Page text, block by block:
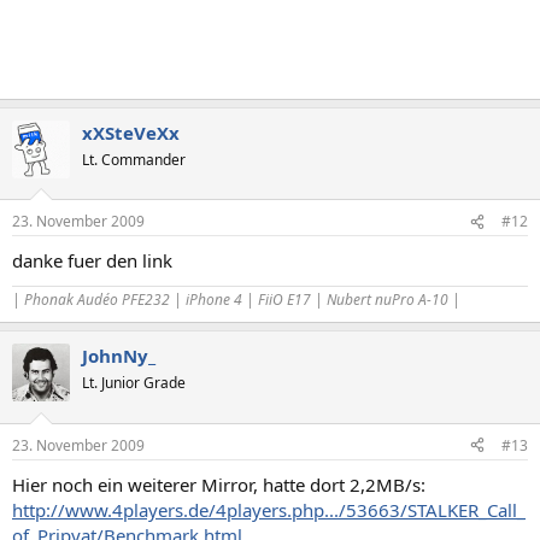
xXSteVeXx
Lt. Commander
23. November 2009 #12
danke fuer den link
| Phonak Audéo PFE232 | iPhone 4 | FiiO E17 | Nubert nuPro A-10 |
JohnNy_
Lt. Junior Grade
23. November 2009 #13
Hier noch ein weiterer Mirror, hatte dort 2,2MB/s:
http://www.4players.de/4players.php.../53663/STALKER_Call_
of_Pripyat/Benchmark.html